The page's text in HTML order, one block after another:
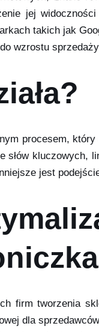
jej
takich jak
wzrostu
procesem,
słów kluczowych,
jest
firm tworzenia
dla